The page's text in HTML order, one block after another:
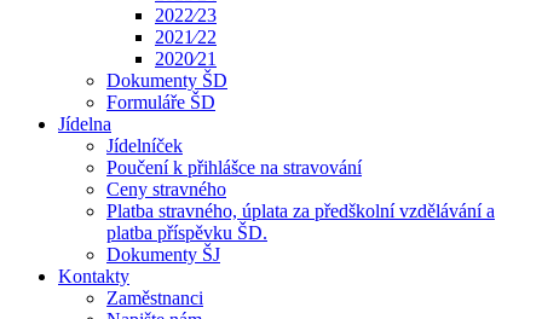
2022⁄23
2021⁄22
2020⁄21
Dokumenty ŠD
Formuláře ŠD
Jídelna
Jídelníček
Poučení k přihlášce na stravování
Ceny stravného
Platba stravného, úplata za předškolní vzdělávání a
platba příspěvku ŠD.
Dokumenty ŠJ
Kontakty
Zaměstnanci